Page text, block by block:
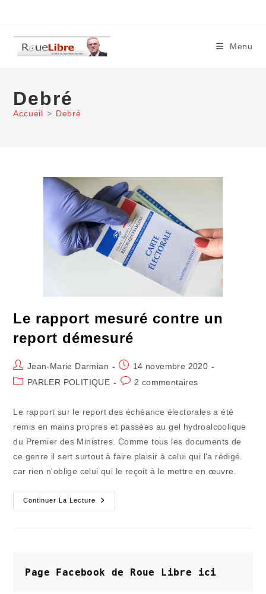
content
Menu
Debré
Accueil > Debré
Le rapport mesuré contre un
report démesuré
Auteur/autrice
de
Jean-Marie Darmian
Publication
publiée :
14 novembre 2020
PostPARLER POLITIQUE
Commentaires
publication :
2 commentaires
Le rapport sur le report des échéance électorales a été
remis en mains propres et passées au gel hydroalcoolique
du Premier des Ministres. Comme tous les documents de
ce genre il sert surtout à faire plaisir à celui qui l'a rédigé
car rien n'oblige celui qui le reçoit à le mettre en œuvre.
Continuer La Lecture
Le
Rapport
Page Facebook de Roue Libre ici